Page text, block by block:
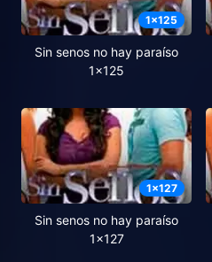
1x125
Sin senos no hay paraíso
1x125
1x127
Sin senos no hay paraíso
1x127